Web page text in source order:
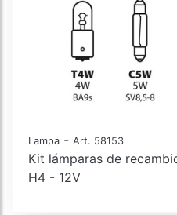
Lampa - Art. 58153
Kit lámparas de
H4 - 12V